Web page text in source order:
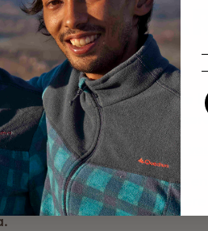
plein, l’objectif montre le
en 1 seule semaine,un
Merci à
en rester là, nous avons
le maximum de